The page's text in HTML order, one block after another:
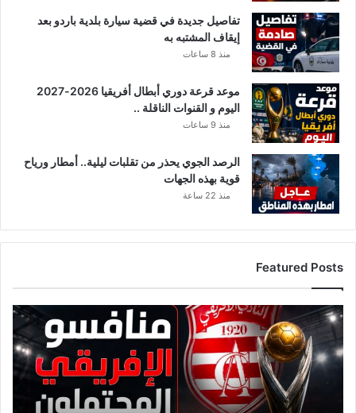
تفاصيل جديدة في قضية سيارة بلدية باردو بعد
إيقاف المشتبه به
منذ 8 ساعات
موعد قرعة دوري أبطال أفريقيا 2026-2027
اليوم و القنوات الناقلة ..
منذ 9 ساعات
الرصد الجوي يحذر من تقلبات ليلية.. أمطار ورياح
قوية بهذه الجهات
منذ 22 ساعة
Featured Posts
قائمة
منافسي
النادي
الإفريقي